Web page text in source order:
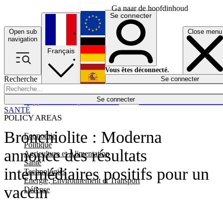
Ga naar de hoofdinhoud
Open sub
navigation
Close menu
Recherche
Se connecter
POLICY AREAS
Economie
Politique
Agriculture et Alimentation
Santé
Technologies
Energie, Environnement et Transport
Défense
Économie
Français
English
Deutsch
Español
Se connecter
Vous êtes déconnecté.
Se connecter
Bronchiolite : Moderna
annonce des résultats
intermédiaires positifs pour un
vaccin
SANTÉ